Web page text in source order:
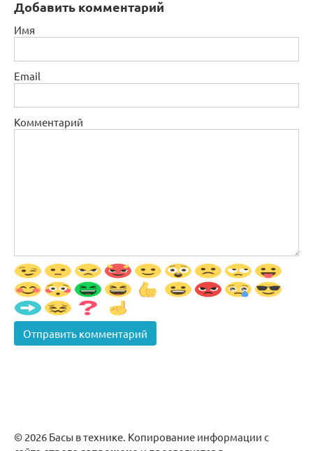
Добавить комментарий
Имя
Email
Комментарий
© 2026 Басы в технике. Копирование информации с